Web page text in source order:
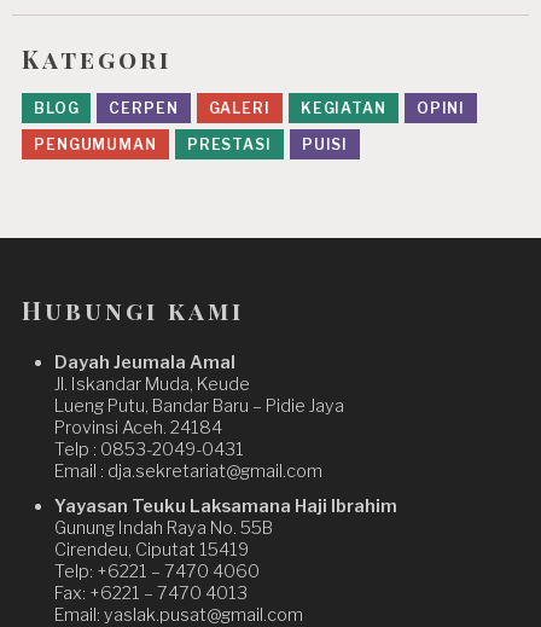
Kategori
BLOG CERPEN GALERI KEGIATAN
OPINI
PENGUMUMAN
PRESTASI PUISI
Hubungi kami
Dayah Jeumala Amal
Jl. Iskandar Muda, Keude
Lueng Putu, Bandar Baru – Pidie Jaya
Provinsi Aceh. 24184
Telp : 0853-2049-0431
Email : dja.sekretariat@gmail.com
Yayasan Teuku Laksamana Haji Ibrahim
Gunung Indah Raya No. 55B
Cirendeu, Ciputat 15419
Telp: +6221 – 7470 4060
Fax: +6221 – 7470 4013
Email: yaslak.pusat@gmail.com